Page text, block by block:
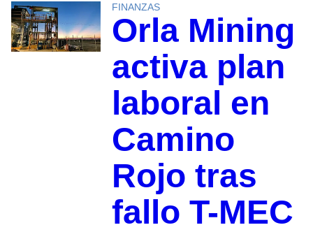
FINANZAS
Orla Mining
activa plan
laboral en
Camino
Rojo tras
fallo T-MEC